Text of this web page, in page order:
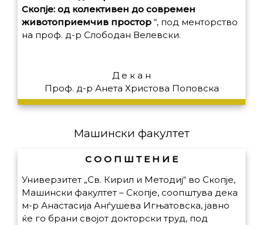
Скопје: од колективен до современ
животоприемчив простор “, под менторство
на проф. д-р Слободан Велевски.
Д е к а н
Проф. д-р Анета Христова Поповска
Машински факултет
С О О П Ш Т Е Н И Е
Универзитет „Св. Кирил и Методиј“ во Скопје,
Машински факултет – Скопје, соопштува дека
м-р Анастасија Анѓушева Игњатовска, јавно
ќе го брани својот докторски труд, под